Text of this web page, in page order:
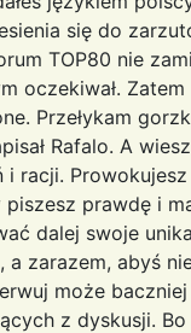
się do
TOP80 nie
oczekiwał.
Przełykam
Rafalo. A
i racji.
prawdę i
dalej swoje
zarazem, abyś
może
z dyskusji.